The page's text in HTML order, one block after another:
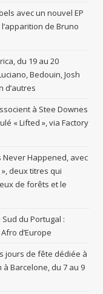
avec un nouvel EP
l’apparition de Bruno
du 19 au 20
Bedouin, Josh
d’autres
à Stee Downes
« Lifted », via Factory
Never Happened, avec
deux titres qui
de forêts et le
du Portugal :
d’Europe
jours de fête dédiée à
Barcelone, du 7 au 9